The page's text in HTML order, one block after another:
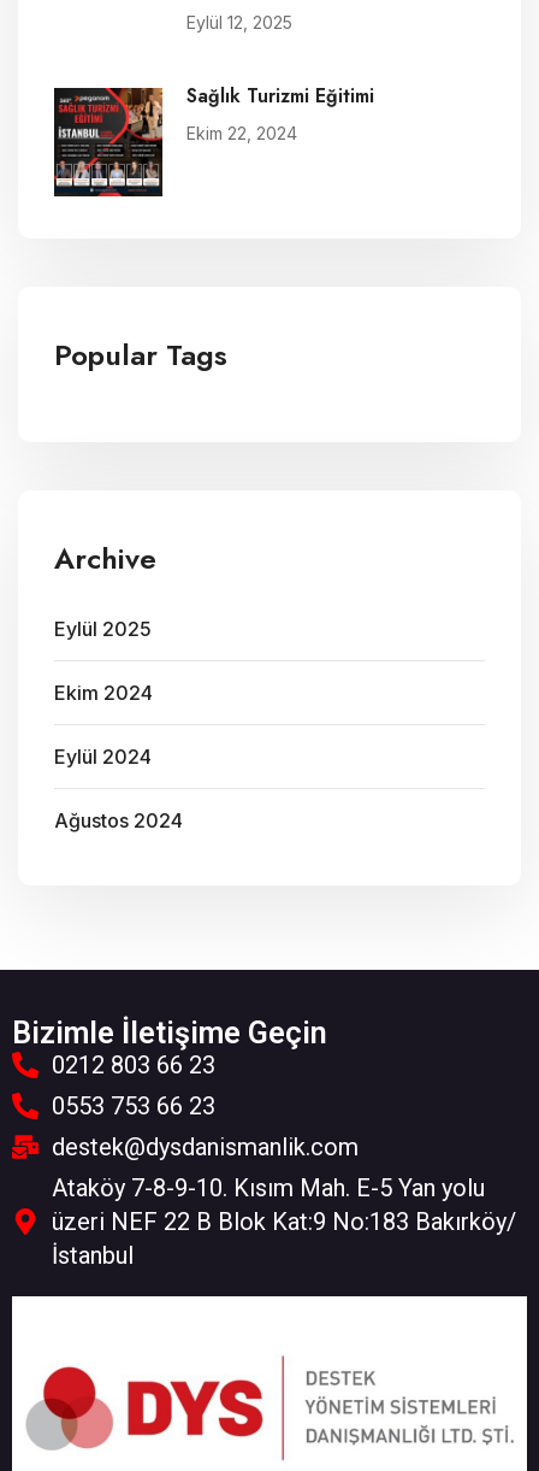
Eylül 12, 2025
Sağlık Turizmi Eğitimi
Ekim 22, 2024
Popular Tags
Archive
Eylül 2025
Ekim 2024
Eylül 2024
Ağustos 2024
Bizimle İletişime Geçin
0212 803 66 23
0553 753 66 23
destek@dysdanismanlik.com
Ataköy 7-8-9-10. Kısım Mah. E-5 Yan yolu
üzeri NEF 22 B Blok Kat:9 No:183 Bakırköy/
İstanbul